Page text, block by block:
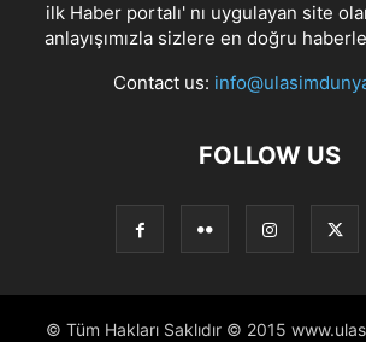
ilk Haber portalı' nı uygulayan site
anlayışımızla sizlere en doğru
Contact us:
FOLLOW US
© Tüm Hakları Saklıdır © 2015